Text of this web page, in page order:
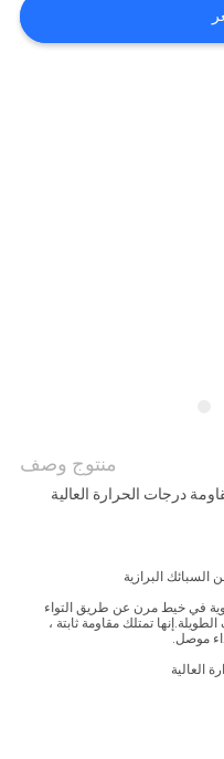
منتوج وصف
في خيط مرن عن طريق التواء
تمتلك مقاومة ثابتة ،
موصل.